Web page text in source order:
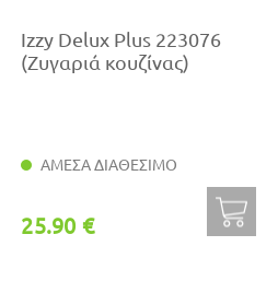
Izzy Delux Plus 223076
(Ζυγαριά κουζίνας)
ΑΜΕΣΑ ΔΙΑΘΕΣΙΜΟ
25.90 €